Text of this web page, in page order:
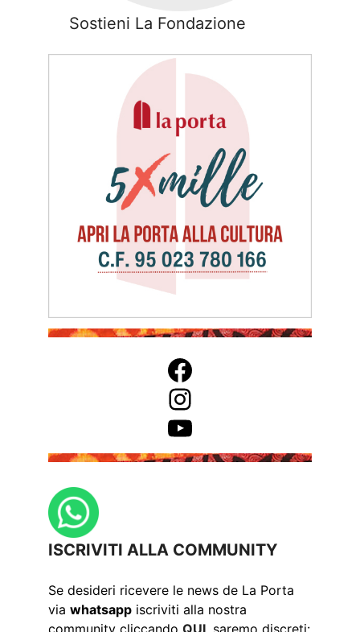
Sostieni La Fondazione
Facebook
Instagram
YouTube
ISCRIVITI ALLA COMMUNITY
Se desideri ricevere le news de La Porta
via whatsapp iscriviti alla nostra
community cliccando QUI, saremo discreti: